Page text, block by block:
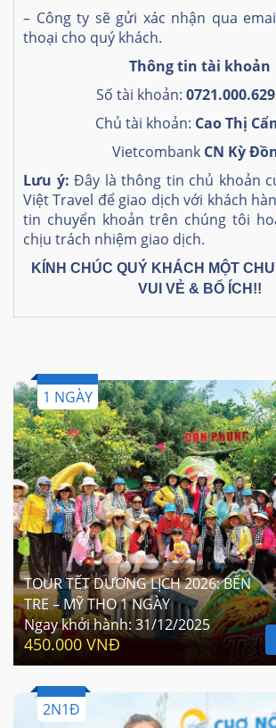
– Công ty sẽ gửi xác nhận qua
thoại cho quý khách.
Thông tin tài khoản
Số tài khoản:
Chủ tài khoản: Cao Thị
Vietcombank CN Kỳ
Lưu ý: Đây là thông tin chủ khoản
Việt Travel để giao dịch với khách
tin chuyển khoản trên chúng tôi
chịu trách nhiệm giao dịch.
KÍNH CHÚC QUÝ KHÁCH MỘT
VUI VẺ & BỔ ÍCH!!
1 NGÀY
TOUR TẾT DƯƠNG LỊCH 2026: BẾN
TRE – MỸ THO 1 NGÀY
Ngay khởi hành:31/12/2025
450.000 VNĐ
2N1Đ